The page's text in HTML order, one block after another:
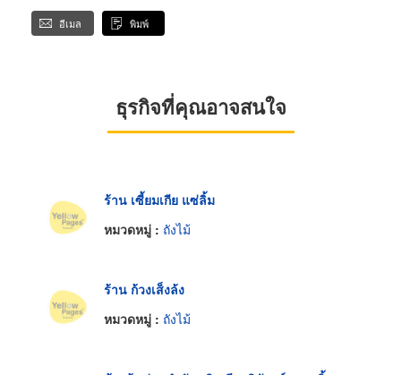
อีเมล พิมพ์
ธุรกิจที่คุณอาจสนใจ
ร้าน เซี้ยมเกีย แซ่ลิ้ม
หมวดหมู่ : ถังไม้
ร้าน ก้วงเส็งล้ง
หมวดหมู่ : ถังไม้